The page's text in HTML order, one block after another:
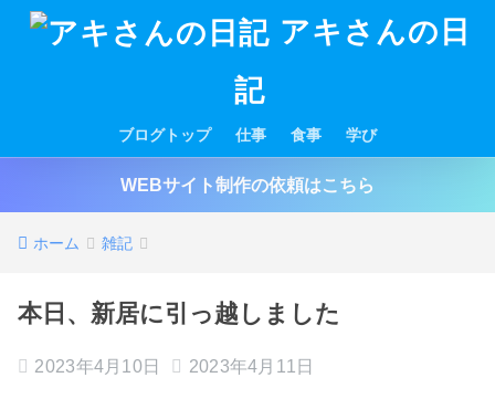
アキさんの日
記
ブログトップ 仕事 食事 学び
WEBサイト制作の依頼はこちら
ホーム 雑記
本日、新居に引っ越しました
2023年4月10日 2023年4月11日